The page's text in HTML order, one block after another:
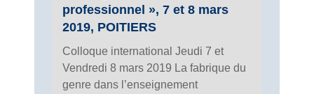
professionnel », 7 et 8 mars
2019, POITIERS
Colloque international Jeudi 7 et
Vendredi 8 mars 2019 La fabrique du
genre dans l’enseignement